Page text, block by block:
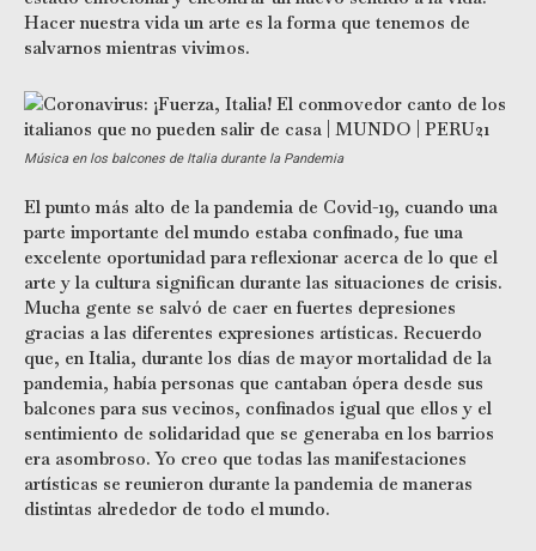
Hacer nuestra vida un arte es la forma que tenemos de
salvarnos mientras vivimos.
Música en los balcones de Italia durante la Pandemia
El punto más alto de la pandemia de Covid-19, cuando una
parte importante del mundo estaba confinado, fue una
excelente oportunidad para reflexionar acerca de lo que el
arte y la cultura significan durante las situaciones de crisis.
Mucha gente se salvó de caer en fuertes depresiones
gracias a las diferentes expresiones artísticas. Recuerdo
que, en Italia, durante los días de mayor mortalidad de la
pandemia, había personas que cantaban ópera desde sus
balcones para sus vecinos, confinados igual que ellos y el
sentimiento de solidaridad que se generaba en los barrios
era asombroso. Yo creo que todas las manifestaciones
artísticas se reunieron durante la pandemia de maneras
distintas alrededor de todo el mundo.